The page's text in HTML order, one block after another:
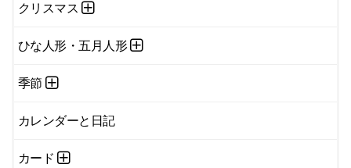
クリスマス
ひな人形・五月人形
季節
カレンダーと日記
カード